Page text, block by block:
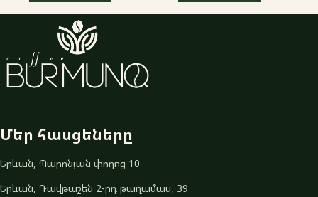
705 AMD / 100 գ 699 AMD / 100 գ
Մեր հասցեները
Երևան, Պարոնյան փողոց 10
Երևան, Դավթաշեն 2-րդ թաղամաս, 39